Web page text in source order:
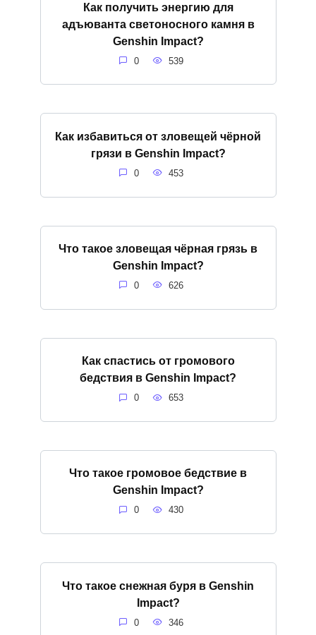
Как получить энергию для
адъюванта светоносного камня в
Genshin Impact?
0 539
Как избавиться от зловещей чёрной
грязи в Genshin Impact?
0 453
Что такое зловещая чёрная грязь в
Genshin Impact?
0 626
Как спастись от громового
бедствия в Genshin Impact?
0 653
Что такое громовое бедствие в
Genshin Impact?
0 430
Что такое снежная буря в Genshin
Impact?
0 346